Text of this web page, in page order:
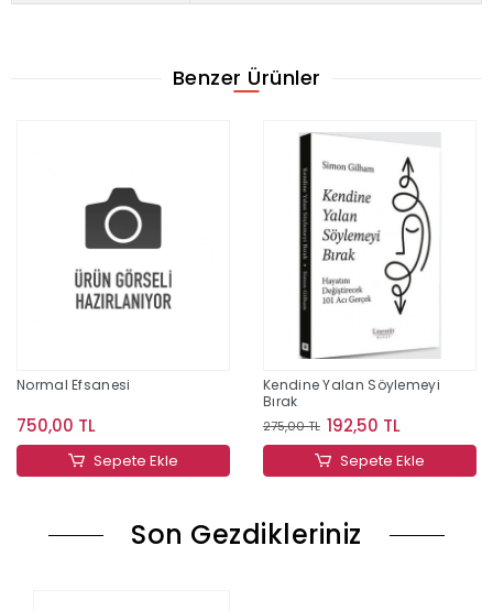
Benzer Ürünler
Normal Efsanesi
750,00 TL
Sepete Ekle
Kendine Yalan Söylemeyi
Bırak
275,00 TL 192,50 TL
Sepete Ekle
Son Gezdikleriniz